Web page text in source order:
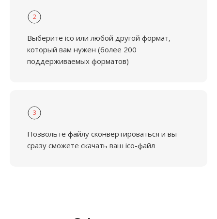
2
Выберите ico или любой другой формат,
который вам нужен (более 200
поддерживаемых форматов)
3
Позвольте файлу сконвертироваться и вы
сразу сможете скачать ваш ico-файл